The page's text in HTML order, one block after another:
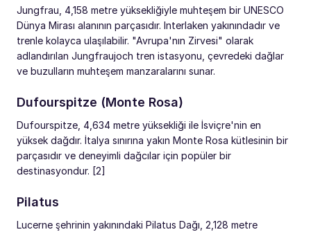
Jungfrau, 4,158 metre yüksekliğiyle muhteşem bir UNESCO
Dünya Mirası alanının parçasıdır. Interlaken yakınındadır ve
trenle kolayca ulaşılabilir. "Avrupa'nın Zirvesi" olarak
adlandırılan Jungfraujoch tren istasyonu, çevredeki dağlar
ve buzulların muhteşem manzaralarını sunar.
Dufourspitze (Monte Rosa)
Dufourspitze, 4,634 metre yüksekliği ile İsviçre'nin en
yüksek dağdır. İtalya sınırına yakın Monte Rosa kütlesinin bir
parçasıdır ve deneyimli dağcılar için popüler bir
destinasyondur. [2]
Pilatus
Lucerne şehrinin yakınındaki Pilatus Dağı, 2,128 metre